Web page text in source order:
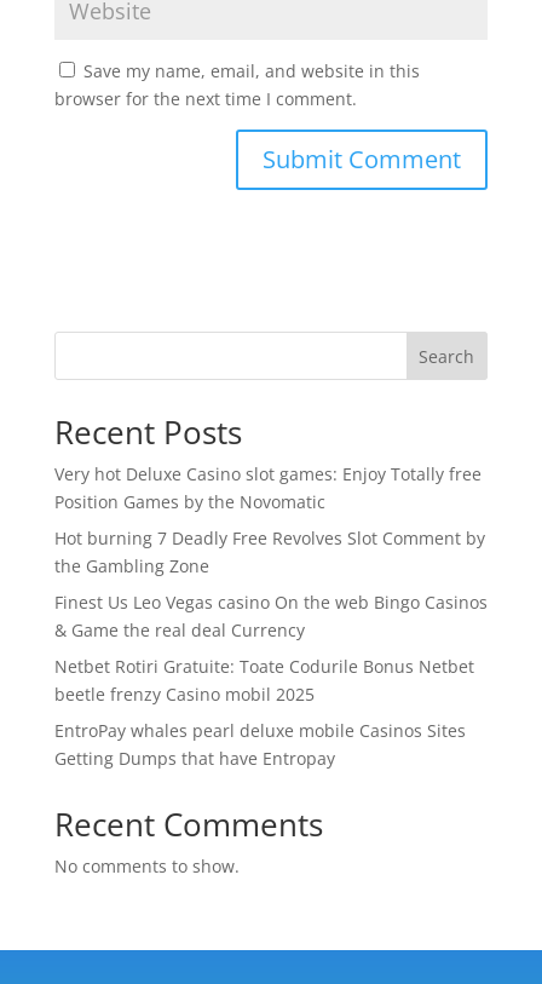
Save my name, email, and website in this
browser for the next time I comment.
Search
Recent Posts
Very hot Deluxe Casino slot games: Enjoy Totally free
Position Games by the Novomatic
Hot burning 7 Deadly Free Revolves Slot Comment by
the Gambling Zone
Finest Us Leo Vegas casino On the web Bingo Casinos
& Game the real deal Currency
Netbet Rotiri Gratuite: Toate Codurile Bonus Netbet
beetle frenzy Casino mobil 2025
EntroPay whales pearl deluxe mobile Casinos Sites
Getting Dumps that have Entropay
Recent Comments
No comments to show.